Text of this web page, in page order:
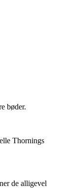
bøder.
Thornings
de alligevel